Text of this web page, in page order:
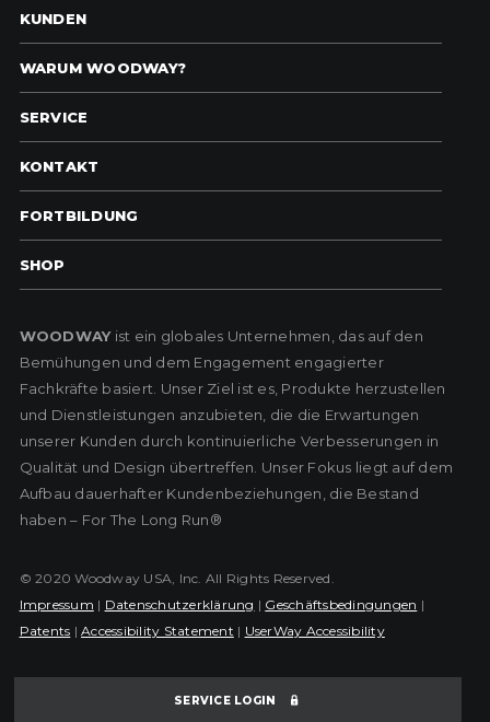
KUNDEN
WARUM WOODWAY?
SERVICE
KONTAKT
FORTBILDUNG
SHOP
WOODWAYist ein globales Unternehmen, das auf den
Bemühungen und dem Engagement engagierter
Fachkräfte basiert. Unser Ziel ist es, Produkte herzustellen
und Dienstleistungen anzubieten, die die Erwartungen
unserer Kunden durch kontinuierliche Verbesserungen in
Qualität und Design übertreffen. Unser Fokus liegt auf dem
Aufbau dauerhafter Kundenbeziehungen, die Bestand
haben – For The Long Run®
© 2020 Woodway USA, Inc. All Rights Reserved.
Impressum | Datenschutzerklärung | Geschäftsbedingungen |
Patents |Accessibility Statement | UserWay Accessibility
SERVICE LOGIN